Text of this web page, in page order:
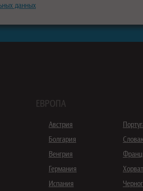
данных
ЕВРОПА
Австрия
Болгария
Венгрия
Германия
Испания